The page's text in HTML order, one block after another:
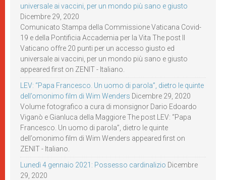
universale ai vaccini, per un mondo più sano e giusto
Dicembre 29, 2020
Comunicato Stampa della Commissione Vaticana Covid-
19 e della Pontificia Accademia per la Vita The post Il
Vaticano offre 20 punti per un accesso giusto ed
universale ai vaccini, per un mondo più sano e giusto
appeared first on ZENIT - Italiano.
LEV: “Papa Francesco. Un uomo di parola”, dietro le quinte
dell’omonimo film di Wim Wenders Dicembre 29, 2020
Volume fotografico a cura di monsignor Dario Edoardo
Viganò e Gianluca della Maggiore The post LEV: “Papa
Francesco. Un uomo di parola”, dietro le quinte
dell’omonimo film di Wim Wenders appeared first on
ZENIT - Italiano.
Lunedì 4 gennaio 2021: Possesso cardinalizio Dicembre
29, 2020